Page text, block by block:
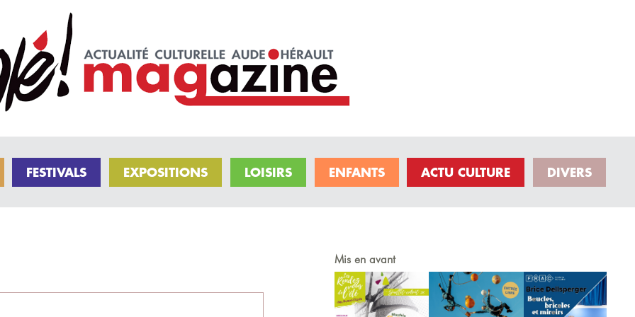
FESTIVALS EXPOSITIONS LOISIRS ENFANTS ACTU CULTURE DIVERS
Mis en avant